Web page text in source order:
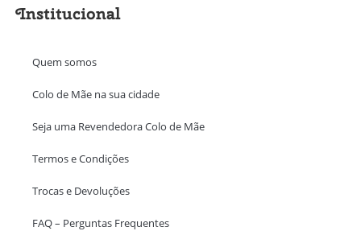
Institucional
Quem somos
Colo de Mãe na sua cidade
Seja uma Revendedora Colo de Mãe
Termos e Condições
Trocas e Devoluções
FAQ – Perguntas Frequentes